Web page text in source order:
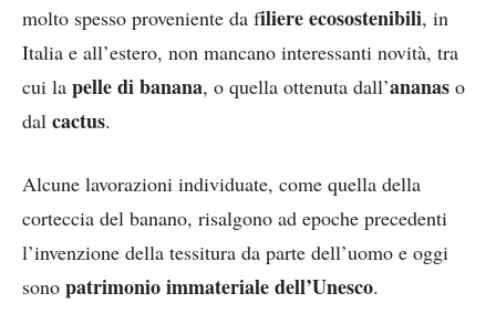
molto spesso proveniente da filiere ecosostenibili, in
Italia e all’estero, non mancano interessanti novità, tra
cui la pelle di banana, o quella ottenuta dall’ananas o
dal cactus.
Alcune lavorazioni individuate, come quella della
corteccia del banano, risalgono ad epoche precedenti
l’invenzione della tessitura da parte dell’uomo e oggi
sono patrimonio immateriale dell’Unesco.